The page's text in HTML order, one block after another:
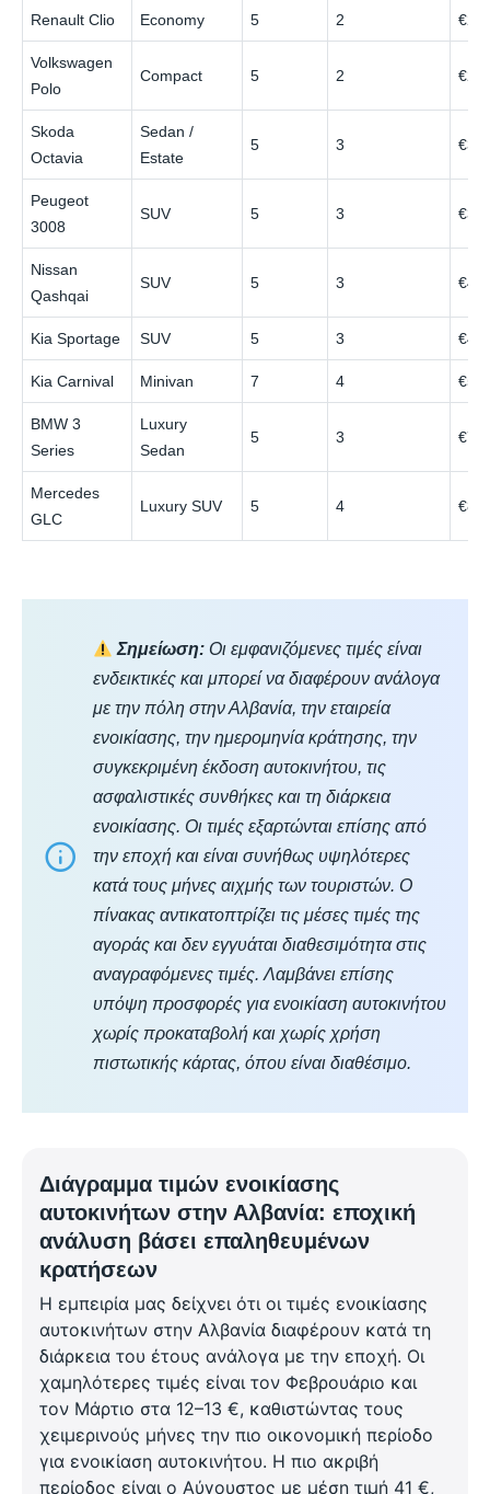
Renault Clio Economy 5 2 €25
Volkswagen
Polo
Compact 5 2 €28
Skoda
Octavia
Sedan /
Estate
5 3 €32
Peugeot
3008
SUV 5 3 €38
Nissan
Qashqai
SUV 5 3 €40
Kia Sportage SUV 5 3 €42
Kia Carnival Minivan 7 4 €55
BMW 3
Series
Luxury
Sedan
5 3 €70
Mercedes
GLC
Luxury SUV 5 4 €85
Σημείωση: Οι εμφανιζόμενες τιμές είναι
ενδεικτικές και μπορεί να διαφέρουν ανάλογα
με την πόλη στην Αλβανία, την εταιρεία
ενοικίασης, την ημερομηνία κράτησης, την
συγκεκριμένη έκδοση αυτοκινήτου, τις
ασφαλιστικές συνθήκες και τη διάρκεια
ενοικίασης. Οι τιμές εξαρτώνται επίσης από
την εποχή και είναι συνήθως υψηλότερες
κατά τους μήνες αιχμής των τουριστών. Ο
πίνακας αντικατοπτρίζει τις μέσες τιμές της
αγοράς και δεν εγγυάται διαθεσιμότητα στις
αναγραφόμενες τιμές. Λαμβάνει επίσης
υπόψη προσφορές για ενοικίαση αυτοκινήτου
χωρίς προκαταβολή και χωρίς χρήση
πιστωτικής κάρτας, όπου είναι διαθέσιμο.
Διάγραμμα τιμών ενοικίασης
αυτοκινήτων στην Αλβανία: εποχική
ανάλυση βάσει επαληθευμένων
κρατήσεων
Η εμπειρία μας δείχνει ότι οι τιμές ενοικίασης
αυτοκινήτων στην Αλβανία διαφέρουν κατά τη
διάρκεια του έτους ανάλογα με την εποχή. Οι
χαμηλότερες τιμές είναι τον Φεβρουάριο και
τον Μάρτιο στα 12–13 €, καθιστώντας τους
χειμερινούς μήνες την πιο οικονομική περίοδο
για ενοικίαση αυτοκινήτου. Η πιο ακριβή
περίοδος είναι ο Αύγουστος με μέση τιμή 41 €,